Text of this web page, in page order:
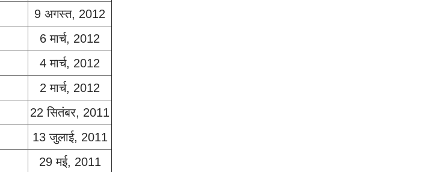
9 अगस्त, 2012
6 मार्च, 2012
4 मार्च, 2012
2 मार्च, 2012
22 सितंबर, 2011
13 जुलाई, 2011
29 मई, 2011